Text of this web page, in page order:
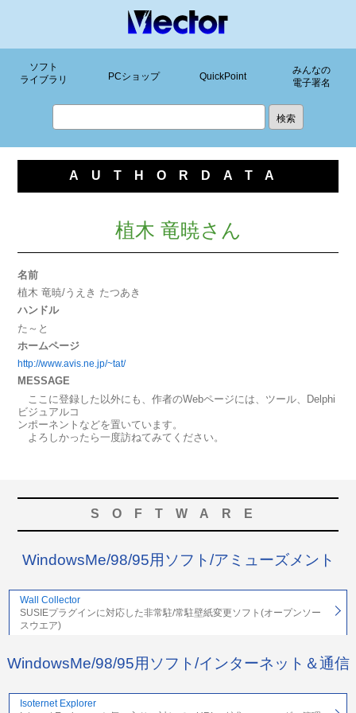
ソフト
ライブラリ
PCショップ QuickPoint
みんなの
電子署名
AUTHORDATA
植木 竜暁さん
名前
植木 竜暁/うえき たつあき
ハンドル
た～と
ホームページ
http://www.avis.ne.jp/~tat/
MESSAGE
ここに登録した以外にも、作者のWebページには、ツール、Delphi
ビジュアルコ
ンポーネントなどを置いています。
よろしかったら一度訪ねてみてください。
SOFTWARE
WindowsMe/98/95用ソフト/アミューズメント
Wall Collector
SUSIEプラグインに対応した非常駐/常駐壁紙変更ソフト(オープンソー
スウエア)
WindowsMe/98/95用ソフト/インターネット＆通信
Isoternet Explorer